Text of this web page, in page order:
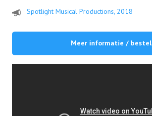
Spotlight Musical Productions, 2018
Meer informatie / bestel